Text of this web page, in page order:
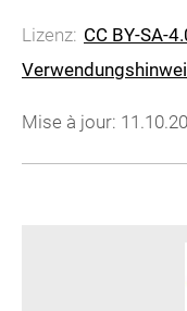
Lizenz: CC BY-SA-
Mise à jour: